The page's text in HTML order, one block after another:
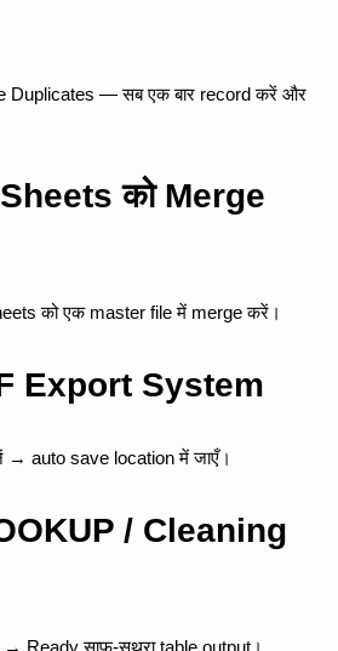
Duplicates — सब एक बार record करें और
को Merge
को एक master file में merge करें।
Export System
auto save location में जाएँ।
/ Cleaning
Ready साफ-सुथरा table output।